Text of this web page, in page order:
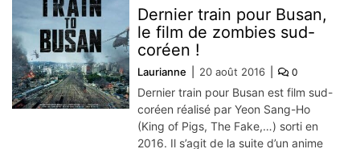
Dernier train pour Busan,
le film de zombies sud-
coréen !
Laurianne 20 août 2016 0
Dernier train pour Busan est film sud-
coréen réalisé par Yeon Sang-Ho
(King of Pigs, The Fake,…) sorti en
2016. Il s’agit de la suite d’un anime